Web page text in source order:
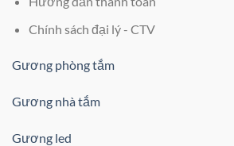
Chính sách đại lý - CTV
Gương phòng tắm
Gương nhà tắm
Gương led